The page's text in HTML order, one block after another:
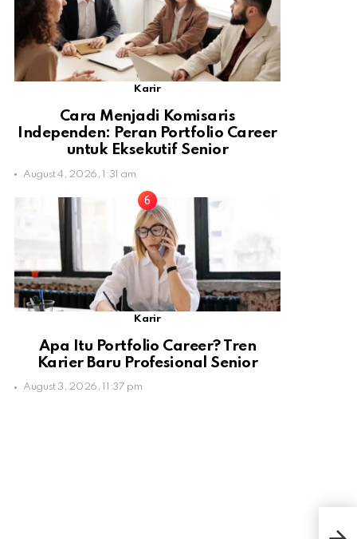
Karir
Cara Menjadi Komisaris
Independen: Peran Portfolio Career
untuk Eksekutif Senior
August 4, 2026, 1:31 am
Karir
Apa Itu Portfolio Career? Tren
Karier Baru Profesional Senior
August 3, 2026, 11:37 pm